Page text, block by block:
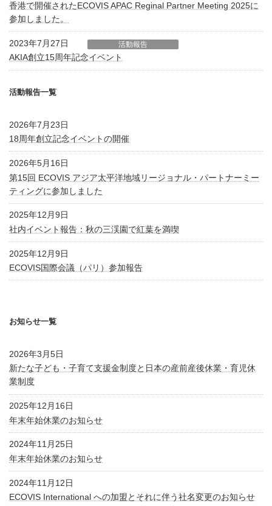
香港で開催されたECOVIS APAC Reginal Partner Meeting 2025に
参加しました。
2023年7月27日 活動報告
AKIA創立15周年記念イベント
活動報告一覧
2026年7月23日
18周年創立記念イベントの開催
2026年5月16日
第15回 ECOVIS アジア太平洋地域リージョナル・パートナーミー
ティングに参加しました
2025年12月9日
社内イベント報告：秋の三渓園で紅葉を満喫
2025年12月9日
ECOVIS国際会議（パリ）参加報告
お知らせ一覧
2026年3月5日
新たな子ども・子育て支援金制度と日本の産前産後休業・育児休
業制度
2025年12月16日
年末年始休業のお知らせ
2024年11月25日
年末年始休業のお知らせ
2024年11月12日
ECOVIS International への加盟とそれに伴う社名変更のお知らせ